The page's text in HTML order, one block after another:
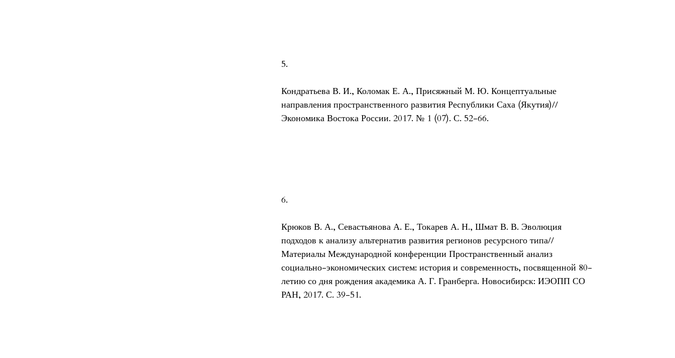
5.
Кондратьева В. И., Коломак Е. А., Присяжный М. Ю. Концептуальные
направления пространственного развития Республики Саха (Якутия)//
Экономика Востока России. 2017. № 1 (07). С. 52-66.
6.
Крюков В. А., Севастьянова А. Е., Токарев А. Н., Шмат В. В. Эволюция
подходов к анализу альтернатив развития регионов ресурсного типа//
Материалы Международной конференции Пространственный анализ
социально-экономических систем: история и современность, посвященной 80-
летию со дня рождения академика А. Г. Гранберга. Новосибирск: ИЭОПП СО
РАН, 2017. С. 39-51.